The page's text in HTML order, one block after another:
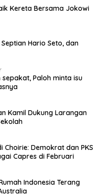
Kereta Bersama Jokowi
Hario Seto, dan
Paloh minta isu
Kamil Dukung Larangan
Choirie: Demokrat dan PKS
Capres di Februari
Indonesia Terang